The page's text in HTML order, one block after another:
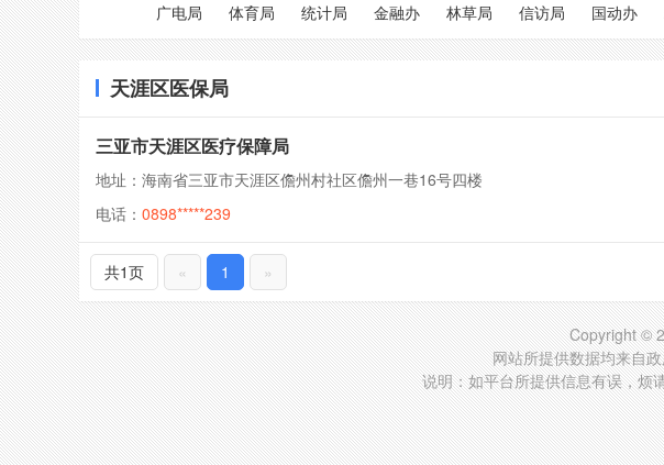
广电局
体育局 统计局 金融办 林草局 信访局 国动办
天涯区医保局
三亚市天涯区医疗保障局
地址：海南省三亚市天涯区儋州村社区儋州一巷16号四楼
电话： 0898*****239
共1页 « 1 »
Copyright ©
网站所提供数据均来自
说明：如平台所提供信息有误，烦